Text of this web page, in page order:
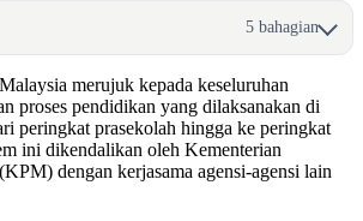
5 bahagian
merujuk kepada keseluruhan
proses pendidikan yang dilaksanakan di
peringkat prasekolah hingga ke peringkat
ini dikendalikan oleh Kementerian
dengan kerjasama agensi-agensi lain